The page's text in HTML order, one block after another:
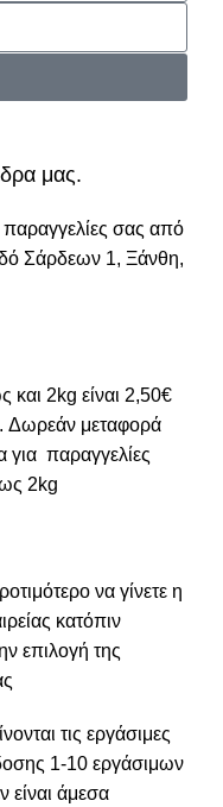
μας.
παραγγελίες σας από
Σάρδεων 1, Ξάνθη,
2kg είναι 2,50€
Δωρεάν μεταφορά
παραγγελίες
2kg
να γίνετε η
κατόπιν
επιλογή της
τις εργάσιμες
1-10 εργάσιμων
είναι άμεσα